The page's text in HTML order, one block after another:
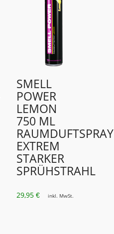
SMELL
POWER
LEMON
750 ML
RAUMDUFTSPRAY
EXTREM
STARKER
SPRÜHSTRAHL
29,95 € inkl. MwSt.